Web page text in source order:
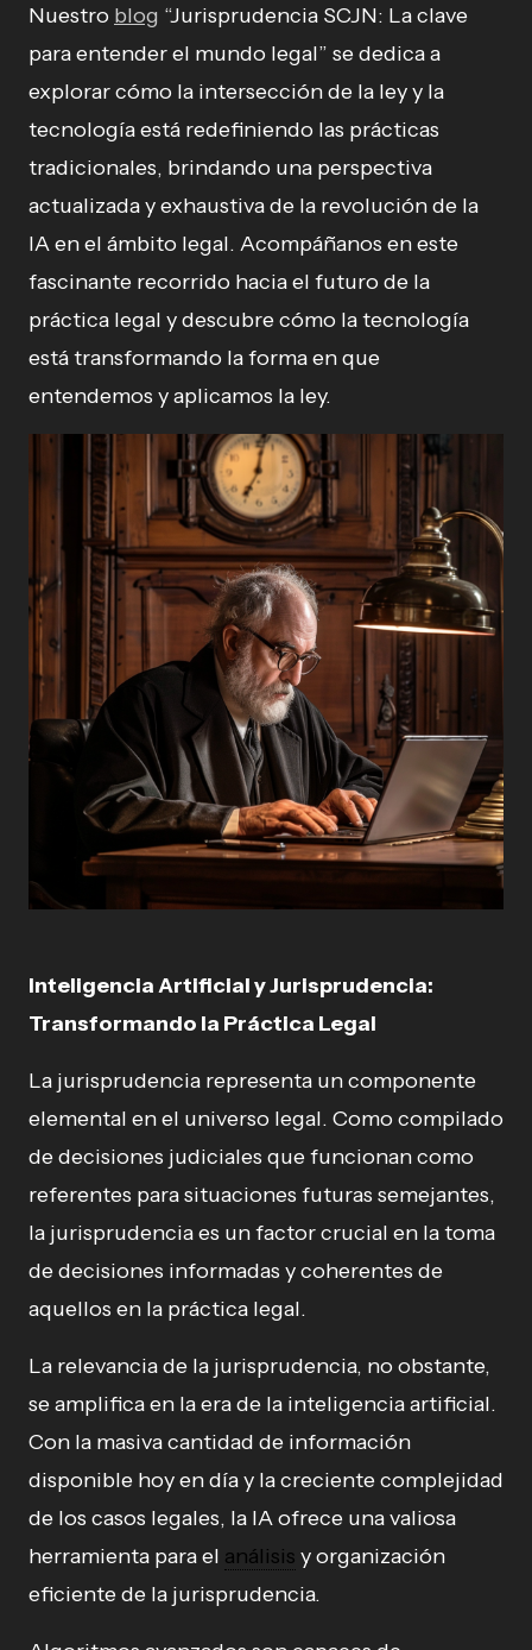
Nuestro blog “Jurisprudencia SCJN: La clave
para entender el mundo legal” se dedica a
explorar cómo la intersección de la ley y la
tecnología está redefiniendo las prácticas
tradicionales, brindando una perspectiva
actualizada y exhaustiva de la revolución de la
IA en el ámbito legal. Acompáñanos en este
fascinante recorrido hacia el futuro de la
práctica legal y descubre cómo la tecnología
está transformando la forma en que
entendemos y aplicamos la ley.
Inteligencia Artificial y Jurisprudencia:
Transformando la Práctica Legal
La jurisprudencia representa un componente
elemental en el universo legal. Como compilado
de decisiones judiciales que funcionan como
referentes para situaciones futuras semejantes,
la jurisprudencia es un factor crucial en la toma
de decisiones informadas y coherentes de
aquellos en la práctica legal.
La relevancia de la jurisprudencia, no obstante,
se amplifica en la era de la inteligencia artificial.
Con la masiva cantidad de información
disponible hoy en día y la creciente complejidad
de los casos legales, la IA ofrece una valiosa
herramienta para el análisis y organización
eficiente de la jurisprudencia.